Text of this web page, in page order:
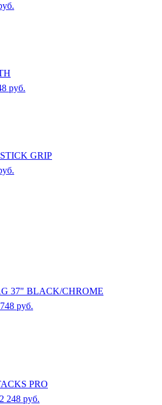
руб.
GRIP
37" BLACK/CHROME
руб.
PRO
2 248 руб.